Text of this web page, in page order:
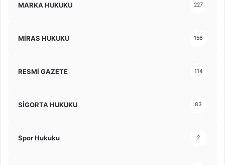
MARKA HUKUKU 227
MİRAS HUKUKU 156
RESMİ GAZETE 114
SİGORTA HUKUKU 83
Spor Hukuku 2